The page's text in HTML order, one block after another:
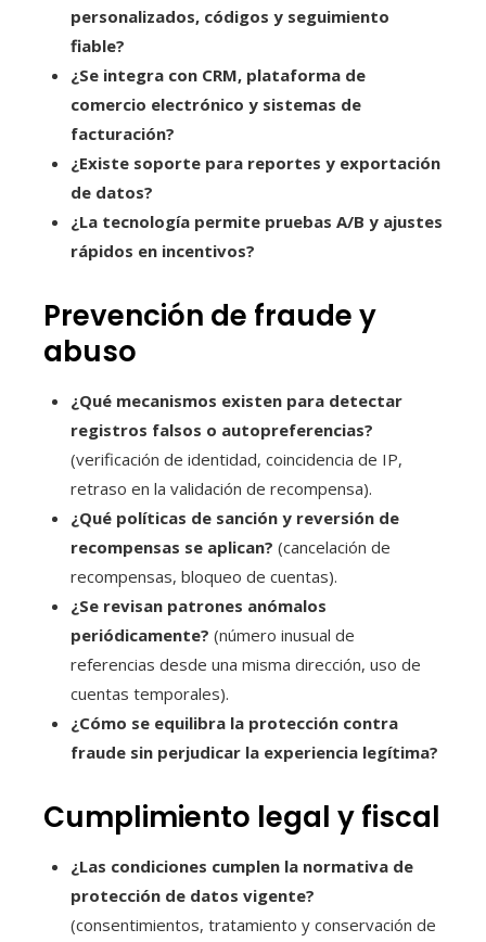
personalizados, códigos y seguimiento
fiable?
¿Se integra con CRM, plataforma de
comercio electrónico y sistemas de
facturación?
¿Existe soporte para reportes y exportación
de datos?
¿La tecnología permite pruebas A/B y ajustes
rápidos en incentivos?
Prevención de fraude y
abuso
¿Qué mecanismos existen para detectar
registros falsos o autopreferencias?
(verificación de identidad, coincidencia de IP,
retraso en la validación de recompensa).
¿Qué políticas de sanción y reversión de
recompensas se aplican? (cancelación de
recompensas, bloqueo de cuentas).
¿Se revisan patrones anómalos
periódicamente? (número inusual de
referencias desde una misma dirección, uso de
cuentas temporales).
¿Cómo se equilibra la protección contra
fraude sin perjudicar la experiencia legítima?
Cumplimiento legal y fiscal
¿Las condiciones cumplen la normativa de
protección de datos vigente?
(consentimientos, tratamiento y conservación de